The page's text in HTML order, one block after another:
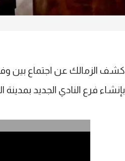
كشف الزمالك عن اجتماع بين
بإنشاء فرع النادي الجديد